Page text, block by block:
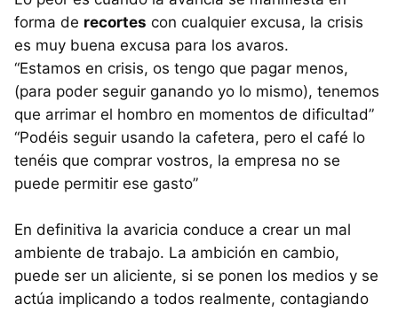
forma de recortes con cualquier excusa, la crisis
es muy buena excusa para los avaros.
“Estamos en crisis, os tengo que pagar menos,
(para poder seguir ganando yo lo mismo), tenemos
que arrimar el hombro en momentos de dificultad”
“Podéis seguir usando la cafetera, pero el café lo
tenéis que comprar vostros, la empresa no se
puede permitir ese gasto”
En definitiva la avaricia conduce a crear un mal
ambiente de trabajo. La ambición en cambio,
puede ser un aliciente, si se ponen los medios y se
actúa implicando a todos realmente, contagiando